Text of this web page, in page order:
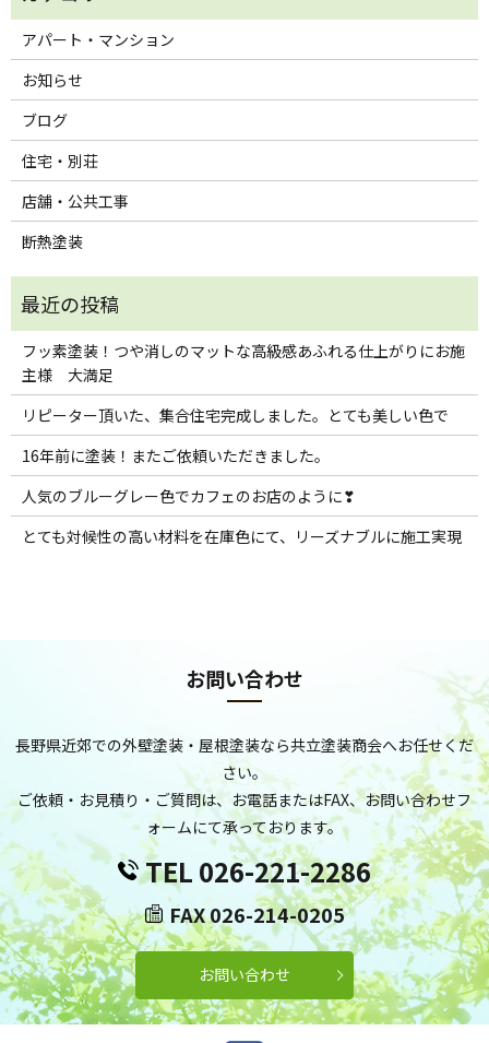
アパート・マンション
お知らせ
ブログ
住宅・別荘
店舗・公共工事
断熱塗装
フッ素塗装！つや消しのマットな高級感あふれる仕上がりにお施
主様 大満足
リピーター頂いた、集合住宅完成しました。とても美しい色で
16年前に塗装！またご依頼いただきました。
人気のブルーグレー色でカフェのお店のように❣
とても対候性の高い材料を在庫色にて、リーズナブルに施工実現
お問い合わせ
長野県近郊での外壁塗装・屋根塗装なら共立塗装商会へお任せくだ
さい。
ご依頼・お見積り・ご質問は、お電話またはFAX、お問い合わせフ
ォームにて承っております。
TEL 026-221-2286
FAX 026-214-0205
お問い合わせ